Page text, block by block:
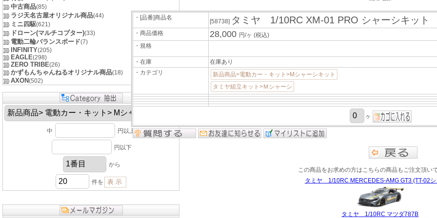
中古商品(85)
ラジ天名古屋オリジナル商品(44)
ミニ四駆(621)
ドローン(マルチコプター)(33)
電動二輪バランスボード(7)
INFINITY(205)
EAGLE(298)
ZERO TRIBE(26)
かずもんちゃんねるオリジナル商品(18)
AXON(502)
中 円以上
円以下
から
件を
・[品番]商品名
[58738] タミヤ 1/10RC XM-01 PRO シャーシキット
・商品価格 28,000 円/ヶ (税込)
・規格
・在庫
在庫あり
・カテゴリ
新品商品>電動カー・キット>Mシャーシキット
タミヤ組立キット>Ｍシャーシ
ヶ
この商品をお求めの方はこちらの商品もご注文頂い
タミヤ 1/10RC MERCEDES-AMG GT3 (TT-02シ
タミヤ 1/10RC マツダ787B